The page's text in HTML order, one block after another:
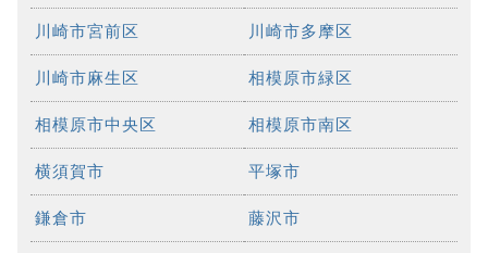
川崎市宮前区 川崎市多摩区
川崎市麻生区 相模原市緑区
相模原市中央区 相模原市南区
横須賀市 平塚市
鎌倉市 藤沢市